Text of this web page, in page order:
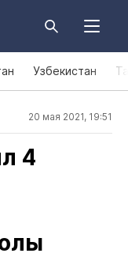
Узбекистан
20 мая 2021, 19:51
4